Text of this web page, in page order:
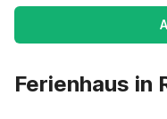
Ferienhaus in